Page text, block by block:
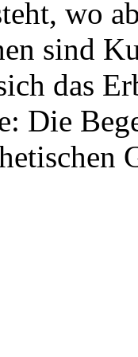
wo
sind
das
Die